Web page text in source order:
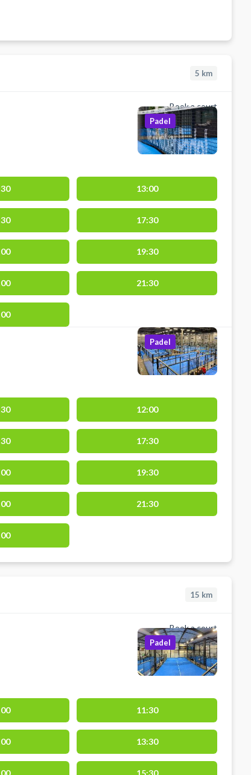
5 km
Book a court
Padel
13:00
17:30
19:30
21:30
Padel
12:00
17:30
19:30
21:30
15 km
Book a court
Padel
11:30
13:30
15:30